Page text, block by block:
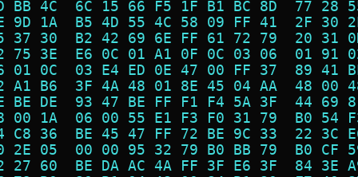
BB 4C  6C 15 66 F5 1F B1 BC 8D  77
9D 1A  B5 4D 55 4C 58 09 FF 41  2F
37 30  B2 42 69 6E FF 61 72 79  20
75 3E  E6 0C 01 A1 0F 0C 03 06  01
01 0C  03 E4 ED 0E 47 00 FF 37  89
A1 B6  3F 4A 48 01 8E 45 04 AA  48
BE DE  93 47 BE FF F1 F4 5A 3F  44
00 1A  06 00 55 E1 F3 F0 31 79  B0
C8 36  BE 45 47 FF 72 BE 9C 33  22
2E 05  00 00 95 32 79 B0 BB 79  B0
27 60  BE DA AC 4A FF 3F E6 3F  84